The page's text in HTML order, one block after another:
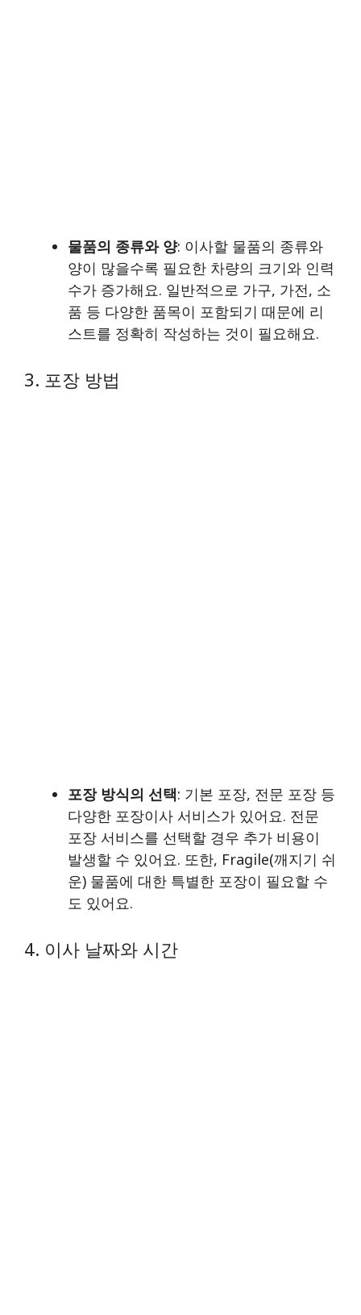
물품의 종류와 양: 이사할 물품의 종류와
양이 많을수록 필요한 차량의 크기와 인력
수가 증가해요. 일반적으로 가구, 가전, 소
품 등 다양한 품목이 포함되기 때문에 리
스트를 정확히 작성하는 것이 필요해요.
3. 포장 방법
포장 방식의 선택: 기본 포장, 전문 포장 등
다양한 포장이사 서비스가 있어요. 전문
포장 서비스를 선택할 경우 추가 비용이
발생할 수 있어요. 또한, Fragile(깨지기 쉬
운) 물품에 대한 특별한 포장이 필요할 수
도 있어요.
4. 이사 날짜와 시간